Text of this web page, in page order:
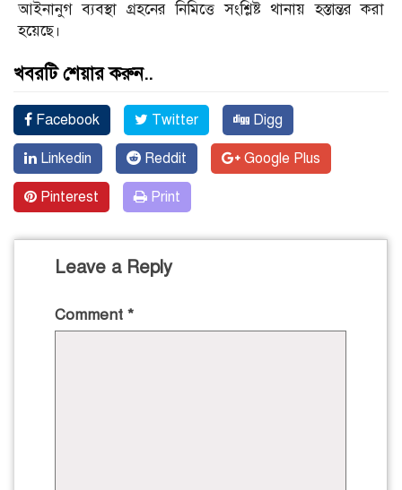
আইনানুগ ব্যবস্থা গ্রহনের নিমিত্তে সংশ্লিষ্ট থানায় হস্তান্তর করা
হয়েছে।
খবরটি শেয়ার করুন..
Facebook Twitter Digg
Linkedin Reddit Google Plus
Pinterest Print
Leave a Reply
Comment *